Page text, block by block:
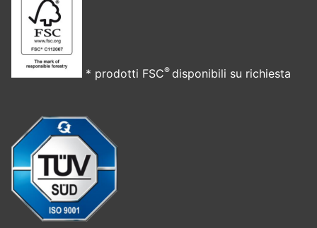
* prodotti FSC® disponibili su richiesta